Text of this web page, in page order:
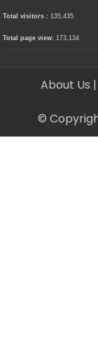
Total visitors :135,435
Total page view:173,134
About Us
©